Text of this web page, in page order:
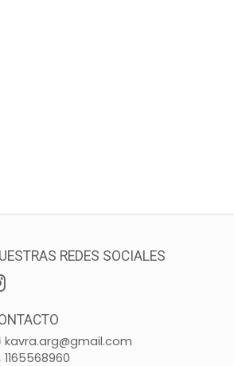
REDES SOCIALES
kavra.arg@gmail.com
1165568960